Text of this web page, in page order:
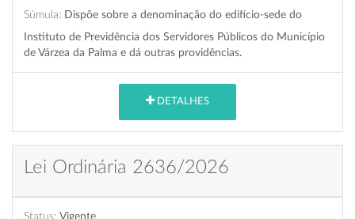
Súmula: Dispõe sobre a denominação do edifício-sede do
Instituto de Previdência dos Servidores Públicos do Município
de Várzea da Palma e dá outras providências.
DETALHES
Lei Ordinária 2636/2026
Status: Vigente